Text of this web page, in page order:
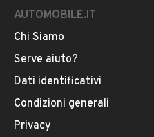
AUTOMOBILE.IT
Chi Siamo
Serve aiuto?
Dati identificativi
Condizioni generali
Privacy